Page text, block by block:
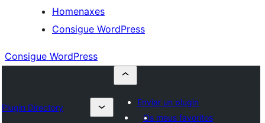
Homenaxes
Consigue WordPress
Consigue WordPress
Plugin Directory
Enviar un plugin
Os meus favoritos